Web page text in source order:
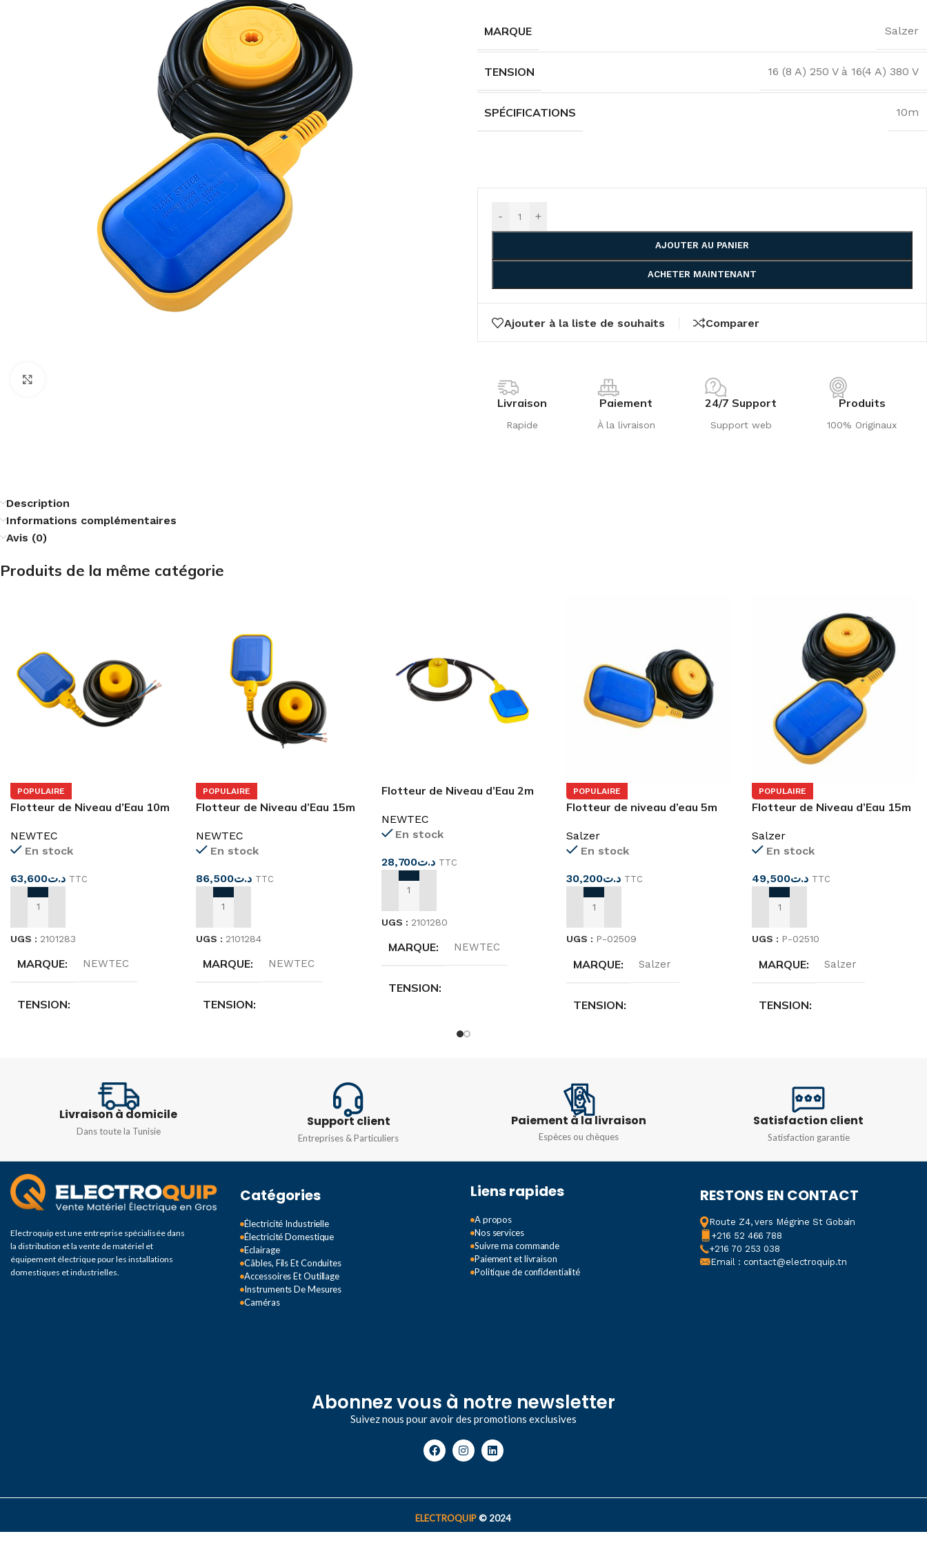
MARQUE Salzer
TENSION 16 (8 A) 250 V à 16(4 A) 380 V
SPÉCIFICATIONS 10m
- +
AJOUTER AU PANIER
ACHETER MAINTENANT
Ajouter à la liste de souhaits Comparer
Livraison
Rapide
Paiement
À la livraison
24/7 Support
Support web
Produits
100% Originaux
Description
Informations complémentaires
Avis (0)
Produits de la même catégorie
POPULAIRE
Flotteur de Niveau d’Eau 10m
NEWTEC
En stock
د.ت63,600 TTC
AJOUTER AU PANIER
UGS : 2101283
MARQUE NEWTEC
TENSION
SPÉCIFICATIONS 10m
POPULAIRE
Flotteur de Niveau d’Eau 15m
NEWTEC
En stock
د.ت86,500 TTC
AJOUTER AU PANIER
UGS : 2101284
MARQUE NEWTEC
TENSION
Flotteur de Niveau d’Eau 2m
NEWTEC
En stock
د.ت28,700 TTC
AJOUTER AU PANIER
UGS : 2101280
MARQUE NEWTEC
TENSION
POPULAIRE
Flotteur de niveau d’eau 5m
Salzer
En stock
د.ت30,200 TTC
AJOUTER AU PANIER
UGS : P-02509
MARQUE Salzer
TENSION
SPÉCIFICATIONS
POPULAIRE
Flotteur de Niveau d’Eau 15m
Salzer
En stock
د.ت49,500 TTC
AJOUTER AU PANIER
UGS : P-02510
MARQUE Salzer
TENSION
Livraison à domicile
Dans toute la Tunisie
Support client
Entreprises & Particuliers
Paiement à la livraison
Espèces ou chèques
Satisfaction client
Satisfaction garantie
Electroquip est une entreprise spécialisée dans
la distribution et la vente de matériel et
équipement électrique pour les installations
domestiques et industrielles.
Catégories
Électricité Industrielle
Électricité Domestique
Eclairage
Câbles, Fils Et Conduites
Accessoires Et Outillage
Instruments De Mesures
Caméras
Liens rapides
A propos
Nos services
Suivre ma commande
Paiement et livraison
Politique de confidentialité
RESTONS EN CONTACT
Route Z4, vers Mégrine St Gobain
+216 52 466 788
+216 70 253 038
Email : contact@electroquip.tn
Abonnez vous à notre newsletter
Suivez nous pour avoir des promotions exclusives
ELECTROQUIP© 2024